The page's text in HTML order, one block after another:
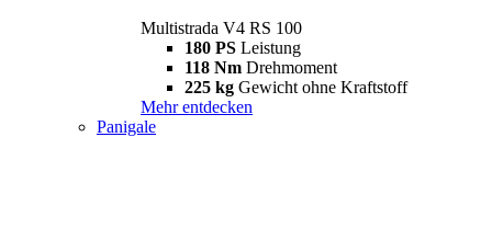
Multistrada V4 RS 100
180 PS Leistung
118 Nm Drehmoment
225 kg Gewicht ohne Kraftstoff
Mehr entdecken
Panigale